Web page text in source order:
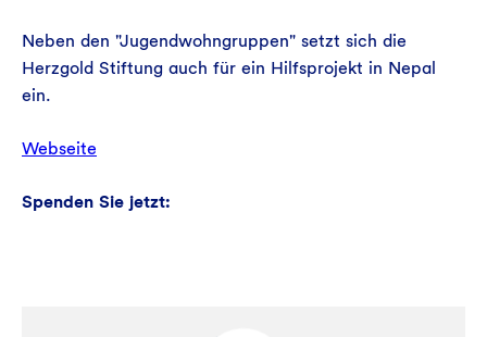
Neben den "Jugendwohngruppen" setzt sich die
Herzgold Stiftung auch für ein Hilfsprojekt in Nepal
ein.
Webseite
Spenden Sie jetzt: